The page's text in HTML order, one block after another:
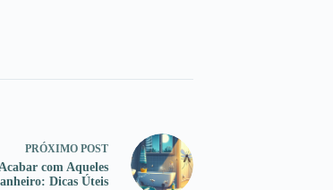
PRÓXIMO POST
com Aqueles
Dicas Úteis